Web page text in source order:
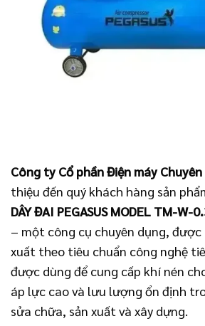
Công ty Cổ phần Điện máy
thiệu đến quý khách hàng sản
DÂY ĐAI PEGASUS MODEL TM-
– một công cụ chuyên dụng, được
xuất theo tiêu chuẩn công nghệ
được dùng để cung cấp khí nén
áp lực cao và lưu lượng ổn định
sửa chữa, sản xuất và xây dựng.